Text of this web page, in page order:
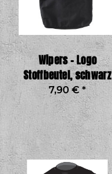
Wipers – Logo
Stoffbeutel, schwarz
7,90 € *